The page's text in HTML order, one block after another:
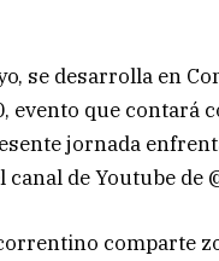
se desarrolla en
evento que contará
jornada
de Youtube de
comparte